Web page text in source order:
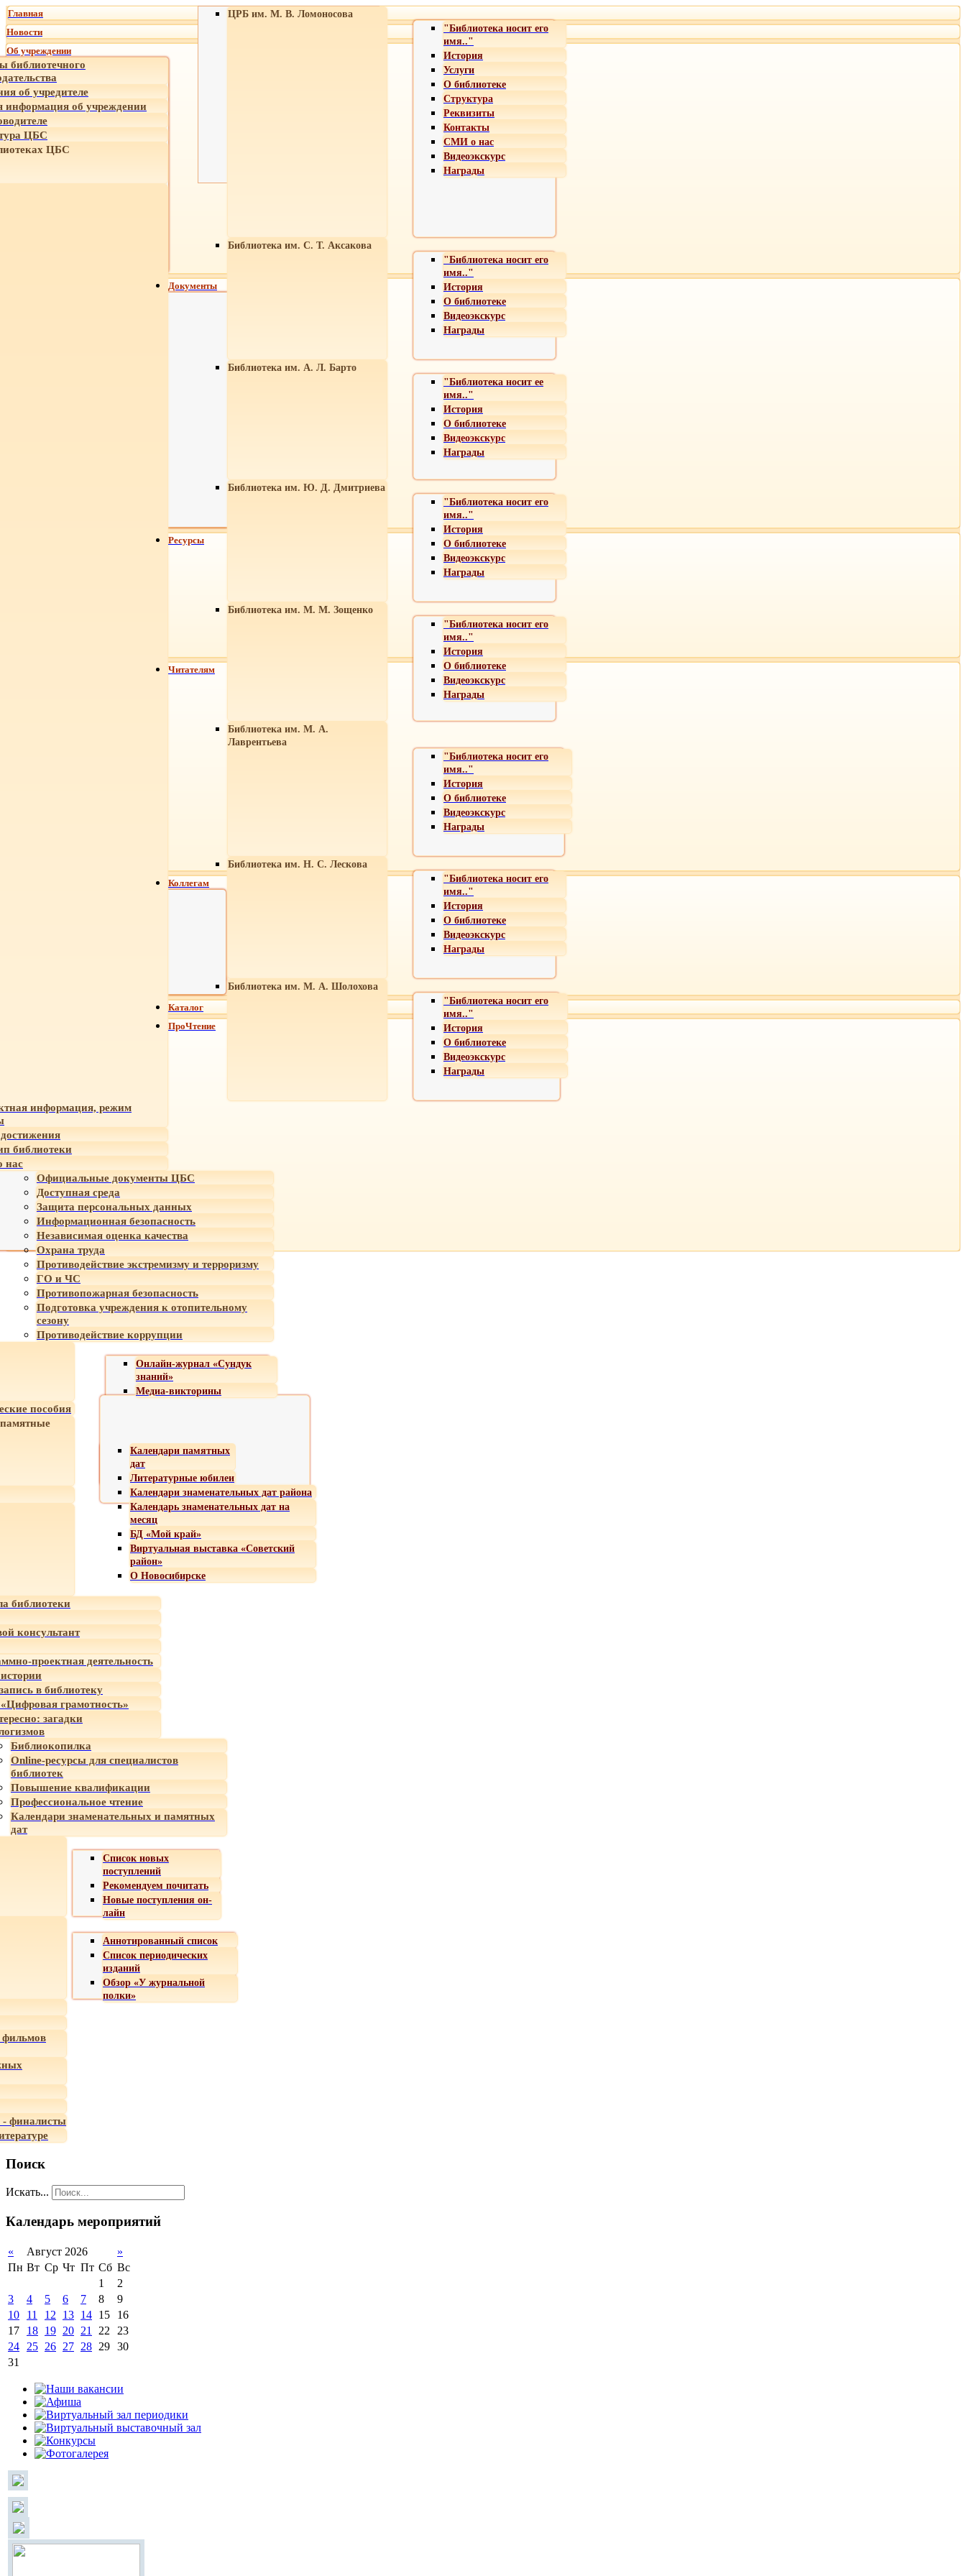
Главная
Новости
Об учреждении
библиотечного
об учредителе
об учреждении
ЦБС
ЦБС
ЦРБ им. М. В. Ломоносова
"Библиотека носит его
имя.."
История
Услуги
О библиотеке
Структура
Реквизиты
Контакты
СМИ о нас
Видеоэкскурс
Награды
Библиотека им. С. Т. Аксакова
"Библиотека носит его
имя.."
История
О библиотеке
Видеоэкскурс
Награды
Библиотека им. А. Л. Барто
"Библиотека носит ее
имя.."
История
О библиотеке
Видеоэкскурс
Награды
Библиотека им. Ю. Д. Дмитриева
"Библиотека носит его
имя.."
История
О библиотеке
Видеоэкскурс
Награды
Библиотека им. М. М. Зощенко
"Библиотека носит его
имя.."
История
О библиотеке
Видеоэкскурс
Награды
Библиотека им. М. А.
Лаврентьева
"Библиотека носит его
имя.."
История
О библиотеке
Видеоэкскурс
Награды
Библиотека им. Н. С. Лескова
"Библиотека носит его
имя.."
История
О библиотеке
Видеоэкскурс
Награды
Библиотека им. М. А. Шолохова
"Библиотека носит его
имя.."
История
О библиотеке
Видеоэкскурс
Награды
информация, режим
библиотеки
нас
Документы
Официальные документы ЦБС
Доступная среда
Защита персональных данных
Информационная безопасность
Независимая оценка качества
Охрана труда
Противодействие экстремизму и терроризму
ГО и ЧС
Противопожарная безопасность
Подготовка учреждения к отопительному
сезону
Противодействие коррупции
Ресурсы
Онлайн-журнал «Сундук
знаний»
Медиа-викторины
пособия
Календари памятных
дат
Литературные юбилеи
Календари знаменательных дат района
Календарь знаменательных дат на
месяц
БД «Мой край»
Виртуальная выставка «Советский
район»
О Новосибирске
Читателям
библиотеки
консультант
проектная деятельность
в библиотеку
грамотность»
загадки
Коллегам
Библиокопилка
Online-ресурсы для специалистов
библиотек
Повышение квалификации
Профессиональное чтение
Календари знаменательных и памятных
дат
Каталог
ПроЧтение
Список новых
поступлений
Рекомендуем почитать
Новые поступления он-
лайн
Аннотированный список
Список периодических
изданий
Обзор «У журнальной
полки»
- финалисты
Поиск
Искать...
Календарь мероприятий
« Август 2026
»
Пн Вт Ср Чт Пт Сб Вс
1
2
3
4 5 6 7 8
9
10
11 12 13 14 15
16
17
18 19 20 21 22
23
24
25 26 27 28 29 30
31